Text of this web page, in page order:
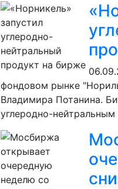
фондовом рынке
Владимира Потанина.
углеродно-